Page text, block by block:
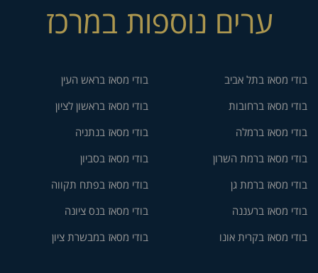
ערים נוספות במרכז
בודי מסאז בתל אביב
בודי מסאז ברחובות
בודי מסאז ברמלה
בודי מסאז ברמת השרון
בודי מסאז ברמת גן
בודי מסאז ברעננה
בודי מסאז בקרית אונו
בודי מסאז בראש העין
בודי מסאז בראשון לציון
בודי מסאז בנתניה
בודי מסאז בסביון
בודי מסאז בפתח תקווה
בודי מסאז בנס ציונה
בודי מסאז במבשרת ציון